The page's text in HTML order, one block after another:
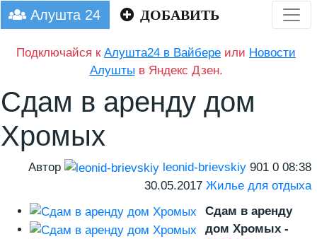
Алушта 24 ДОБАВИТЬ
Подключайся кАлушта24 в Вайбере или Новости
Алушты в Яндекс Дзен.
Сдам в аренду дом
Хромых
Автор leonid-brievskiy 901 0 08:38
30.05.2017 Жилье для отдыха
Сдам в аренду
дом Хромых -